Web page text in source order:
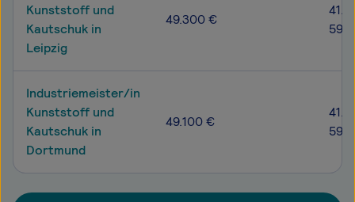
Kunststoff und
Kautschuk in
Leipzig
49.300 €
Industriemeister/in
Kunststoff und
Kautschuk in
Dortmund
49.100 €